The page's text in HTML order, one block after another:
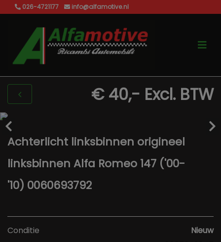
026-4721177 info@alfamotive.nl
€ 40,- Excl. BTW
Achterlicht linksbinnen origineel
linksbinnen Alfa Romeo 147 ('00-
'10) 0060693792
Conditie
Nieuw